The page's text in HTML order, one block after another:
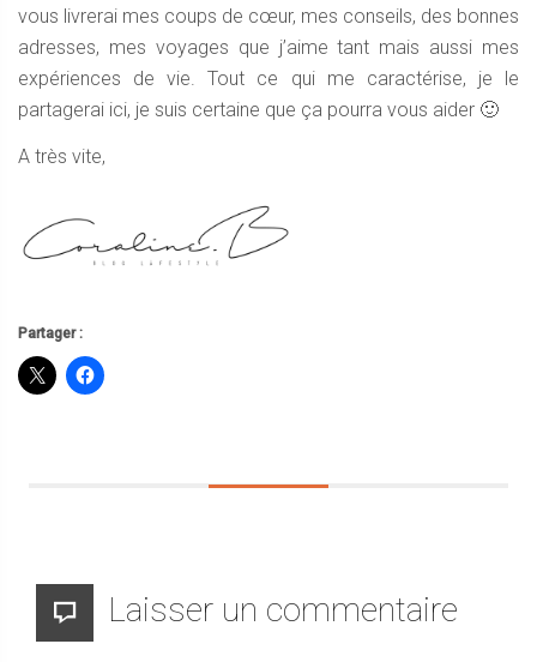
vous livrerai mes coups de cœur, mes conseils, des bonnes
adresses, mes voyages que j’aime tant mais aussi mes
expériences de vie. Tout ce qui me caractérise, je le
partagerai ici, je suis certaine que ça pourra vous aider 🙂
A très vite,
Partager :
Laisser un commentaire